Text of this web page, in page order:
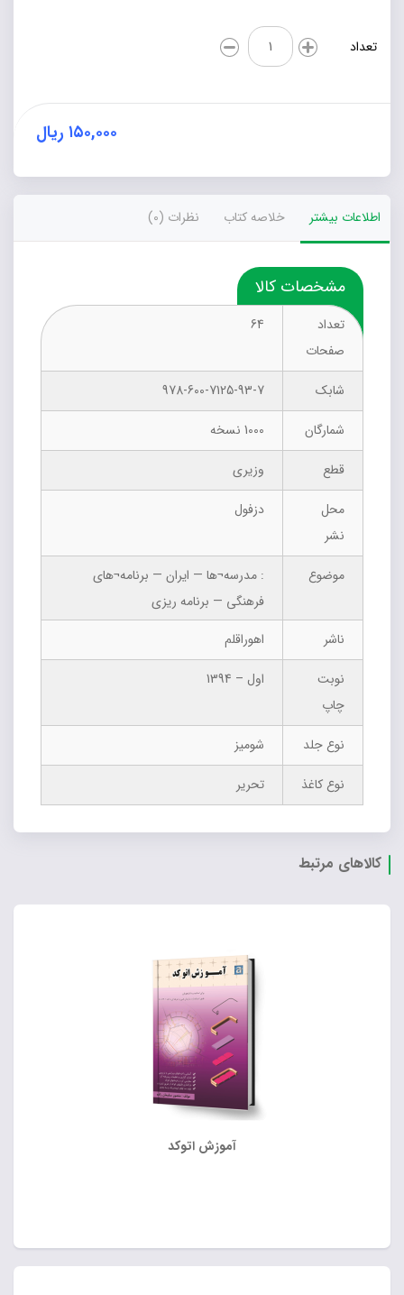
تعداد
برنامه‌ریزی
اوقات
فراغت
دانش‌آموزان
۱۵۰,۰۰۰ ریال
اطلاعات بیشتر خلاصه کتاب نظرات (0)
مشخصات کالا
تعداد
صفحات
64
شابک
978-600-7125-93-7
شمارگان
1000 نسخه
قطع
وزیری
محل
نشر
دزفول
موضوع
: مدرسه¬ها — ایران — برنامه¬های
فرهنگی — برنامه ریزی
ناشر
اهوراقلم
نوبت
چاپ
اول – 1394
نوع جلد
شومیز
نوع کاغذ
تحریر
کالاهای مرتبط
آموزش اتوکد